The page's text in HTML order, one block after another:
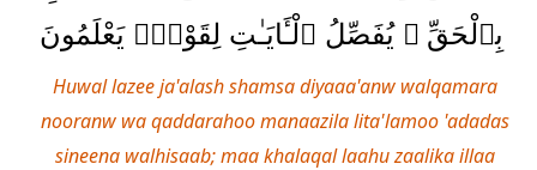
بِٱلْحَقِّ ۚ يُفَصِّلُ ٱلْـَٔايَـٰتِ لِقَوْمٍۢ يَعْلَمُونَ
Huwal lazee ja'alash shamsa diyaaa'anw walqamara
nooranw wa qaddarahoo manaazila lita'lamoo 'adadas
sineena walhisaab; maa khalaqal laahu zaalika illaa